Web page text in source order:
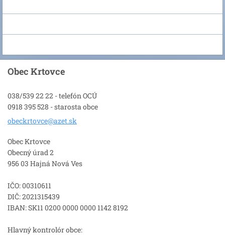
Obec Krtovce
038/539 22 22 - telefón OCÚ
0918 395 528 - starosta obce
obeckrtovce@azet.sk
Obec Krtovce
Obecný úrad 2
956 03 Hajná Nová Ves
IČO: 00310611
DIČ: 2021315439
IBAN: SK11 0200 0000 0000 1142 8192
Hlavný kontrolór obce: